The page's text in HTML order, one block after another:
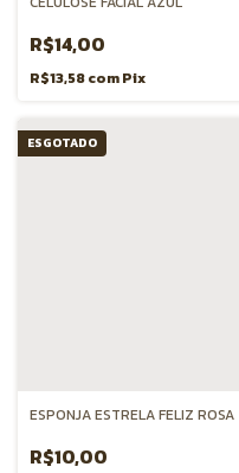
R$14,00
R$13,58comPix
ESGOTADO
ESPONJA ESTRELA FELIZ ROSA
R$10,00